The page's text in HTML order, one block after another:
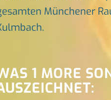
Münchener
1 MORE